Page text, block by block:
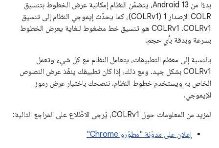
بدءًا من Android 13، يتضمّن النظام إمكانية عرض الخطوط بتنسيق
COLR الإصدار 1 (COLRv1)، كما يحدّث إيموجي النظام إلى تنسيق
COLRv1. ‫COLRv1 هو تنسيق خط مضغوط للغاية يعرض الخطوط
بسرعة وبدقة بأي حجم.
بالنسبة إلى معظم التطبيقات، يتعامل النظام مع كل شيء وتعمل
COLRv1 بشكل جيد. ومع ذلك، إذا كان تطبيقك ينفّذ عرض النصوص
الخاص به ويستخدم خطوط النظام، ننصحك باختبار عرض رموز
الإيموجي.
لمزيد من المعلومات حول COLRv1، يُرجى الاطّلاع على المراجع التالية:
إعلان على مدوّنة "مطوّرو Chrome"